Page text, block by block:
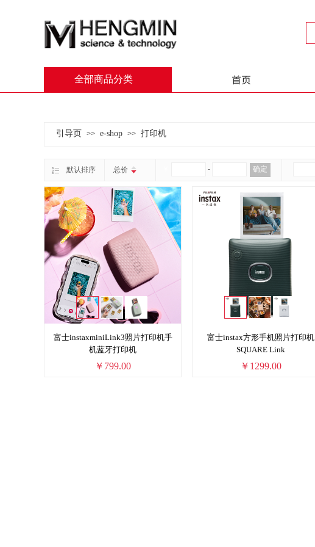
全部商品分类 首页
引导页 >> e-shop >> 打印机
默认排序 总价 - 确定
富士instaxminiLink3照片打印机手
机蓝牙打印机
￥799.00
富士instax方形手机照片打印机
SQUARE Link
￥1299.00